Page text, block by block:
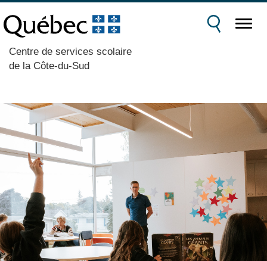
Centre de services scolaire
de la Côte-du-Sud